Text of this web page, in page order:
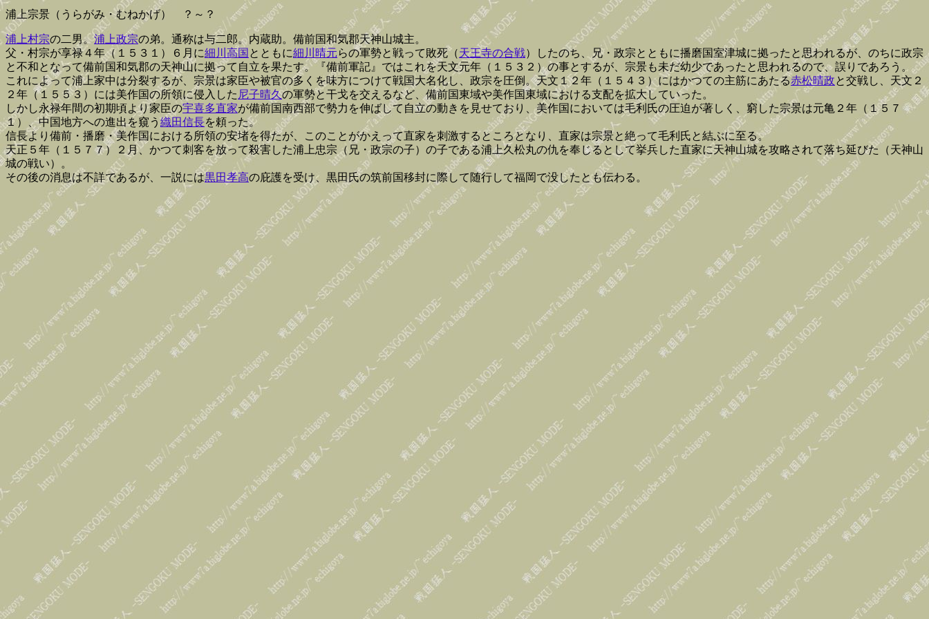
浦上宗景（うらがみ・むねかげ） ？～？
浦上村宗の二男。浦上政宗の弟。通称は与二郎。内蔵助。備前国和気郡天神山城主。
父・村宗が享禄４年（１５３１）６月に細川高国 とともに細川晴元らの軍勢と戦って敗死（天王寺の合戦）したのち、兄・政宗とともに播磨国室津城に拠ったと思われるが、のちに政宗
と不和となって備前国和気郡の天神山に拠って自立を果たす。『備前軍記』ではこれを天文元年（１５３２）の事とするが、宗景も未だ幼少であったと思われるので、誤りであろう。
これによって浦上家中は分裂するが、宗景は家臣や被官の多くを味方につけて戦国大名化し、政宗を圧倒。天文１２年（１５４３）にはかつての主筋にあたる赤松晴政と交戦し、天文２
２年（１５５３）には美作国の所領に侵入した 尼子晴久の軍勢と干戈を交えるなど、備前国東域や美作国東域における支配を拡大していった。
しかし永禄年間の初期頃より家臣の宇喜多直家が備前国南西部で勢力を伸ばして自立の動きを見せており、美作国においては毛利氏の圧迫が著しく、窮した宗景は元亀２年（１５７
１）、中国地方への進出を窺う 織田信長を頼った。
信長より備前・播磨・美作国における所領の安堵を得たが、このことがかえって直家を刺激するところとなり、直家は宗景と絶って毛利氏と結ぶに至る。
天正５年（１５７７）２月、かつて刺客を放って殺害した浦上忠宗（兄・政宗の子）の子である浦上久松丸の仇を奉じるとして挙兵した直家に天神山城を攻略されて落ち延びた（天神山
城の戦い）。
その後の消息は不詳であるが、一説には黒田孝高の庇護を受け、黒田氏の筑前国移封に際して随行して福岡で没したとも伝わる。